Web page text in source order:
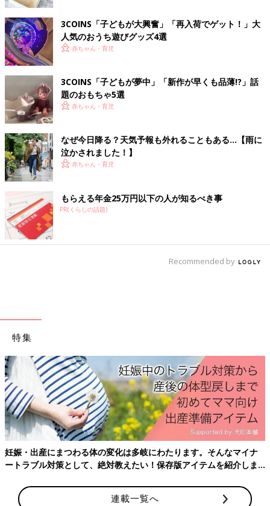
雨の日に外で遊べないのは、子どもにとってもママにとってもス
トレス。かといって、雨が続く梅雨の時期に毎日屋内遊園地など
へお出かけするのは大変です。いつもはしないような遊びでお子
さんを楽しませて、梅雨のジメジメをお子さんの笑顔でパッと吹
き飛ばしちゃいましょう♪（文・岡本梓）
インスタグラマーmr（@carrie_mri）
2歳4カ月の女の子を育てるママ。おやつやごはん、かぎ針編みで
つくった小物や、手づくりの洋服などをインスタグラムにアッ
プ。子どものヘアアクセサリー作品はハンドメイドマーケットア
プリで販売。
https://www.instagram.com/carrie_mri/
インスタグラマー
1歳7カ月の女の子のママ。インスタグラムには娘さんの日常や、
おもちゃの写真を更新。娘さんのために集められたおもちゃはど
れもポップでかわいい。
https://www.instagram.com/saachandesu/
※この記事は「たまひよONLINE」で過去に公開されたもので
3COINS「子どもが大興奮」「再入荷でゲット！」大
人気のおうち遊びグッズ4選
赤ちゃん・育児
3COINS「子どもが夢中」「新作が早くも品薄!?」話
題のおもちゃ5選
赤ちゃん・育児
なぜ今日降る？天気予報も外れることもある…【雨に
泣かされました！】
赤ちゃん・育児
もらえる年金25万円以下の人が知るべき事
PR(くらしの話題)
Recommended by
特集
妊娠・出産にまつわる体の変化は多岐にわたります。そんなマイナ
ートラブル対策として、絶対教えたい！保存版アイテムを紹介しま
連載一覧へ